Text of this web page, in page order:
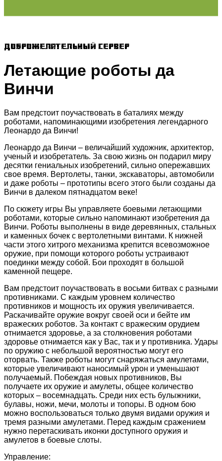
Доброжелательный сервер
Летающие роботы да
Винчи
Вам предстоит поучаствовать в баталиях между
роботами, напоминающими изобретения легендарного
Леонардо да Винчи!
Леонардо да Винчи – величайший художник, архитектор,
ученый и изобретатель. За свою жизнь он подарил миру
десятки гениальных изобретений, сильно опережавших
свое время. Вертолеты, танки, экскаваторы, автомобили
и даже роботы – прототипы всего этого были созданы да
Винчи в далеком пятнадцатом веке!
По сюжету игры Вы управляете боевыми летающими
роботами, которые сильно напоминают изобретения да
Винчи. Роботы выполнены в виде деревянных, стальных
и каменных бочек с вертолетными винтами. К нижней
части этого хитрого механизма крепится всевозможное
оружие, при помощи которого роботы устраивают
поединки между собой. Бои проходят в большой
каменной пещере.
Вам предстоит поучаствовать в восьми битвах с разными
противниками. С каждым уровнем количество
противников и мощность их оружия увеличивается.
Раскачивайте оружие вокруг своей оси и бейте им
вражеских роботов. За контакт с вражеским орудием
отнимается здоровье, а за столкновения роботами
здоровье отнимается как у Вас, так и у противника. Удары
по оружию с небольшой вероятностью могут его
оторвать. Также роботы могут снаряжаться амулетами,
которые увеличивают наносимый урон и уменьшают
получаемый. Побеждая новых противников, Вы
получаете их оружие и амулеты, общее количество
которых – восемнадцать. Среди них есть булыжники,
булавы, ножи, мечи, молоты и топоры. В одном бою
можно воспользоваться только двумя видами оружия и
тремя разными амулетами. Перед каждым сражением
нужно перетаскивать иконки доступного оружия и
амулетов в боевые слоты.
Управление: